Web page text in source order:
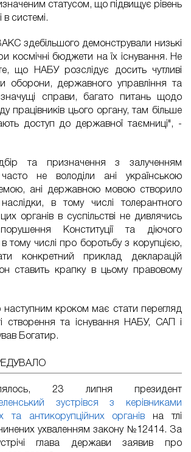
статусом, що підвищує рівень
в системі.
здебільшого демонстрували низькі
космічні бюджети на їх існування. Не
що НАБУ розслідує досить чутливі
оборони, державного управління та
значущі справи, багато питань щодо
працівників цього органу, там більше
доступ до державної таємниці", -
та призначення з залученням
часто не володіли ані українською
ані державною мовою створило
наслідки, в тому числі толерантного
органів в суспільстві не дивлячись
Конституції та діючого
тому числі про боротьбу з корупцією,
конкретний приклад декларацій
ставить крапку в цьому правовому
кроком має стати перегляд
створення та існування НАБУ, САП і
Богатир.
23 липня президент
зустрівся з керівниками
та антикорупційних органів на тлі
ухваленням закону №12414. За
глава держави заявив про